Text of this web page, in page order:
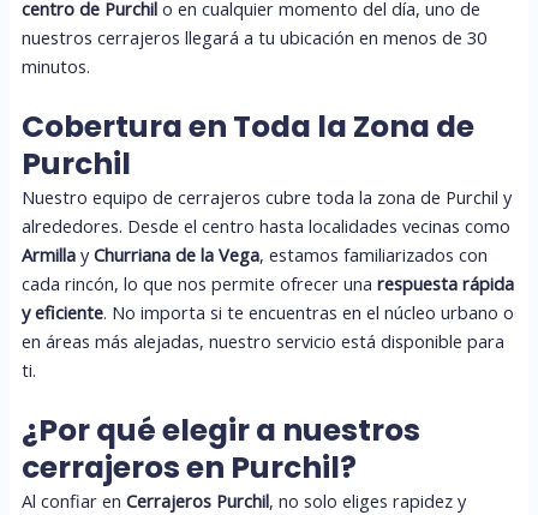
centro de Purchilo en cualquier momento del día, uno de
nuestros cerrajeros llegará a tu ubicación en menos de 30
minutos.
Cobertura en Toda la Zona de
Purchil
Nuestro equipo de cerrajeros cubre toda la zona de Purchil y
alrededores. Desde el centro hasta localidades vecinas como
ArmillayChurriana de la Vega, estamos familiarizados con
cada rincón, lo que nos permite ofrecer una respuesta rápida
y eficiente. No importa si te encuentras en el núcleo urbano o
en áreas más alejadas, nuestro servicio está disponible para
ti.
¿Por qué elegir a nuestros
cerrajeros en Purchil?
Al confiar en Cerrajeros Purchil, no solo eliges rapidez y